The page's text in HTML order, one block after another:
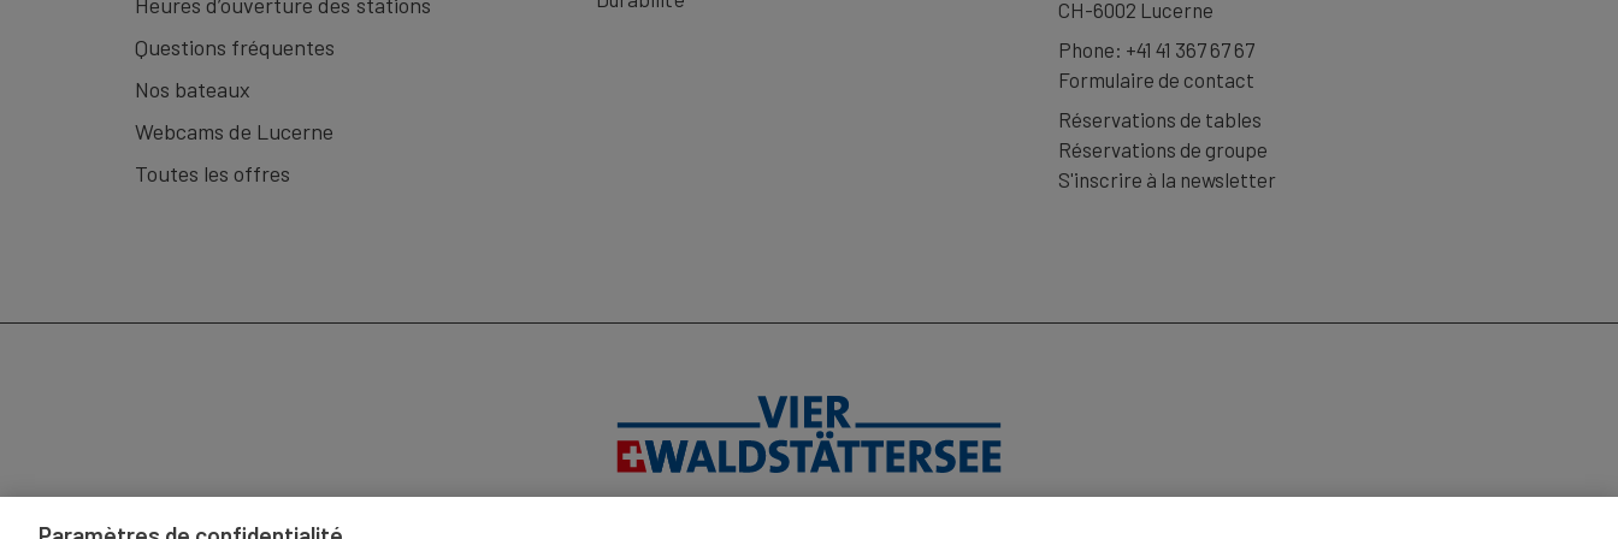
Inclus dans le prix: Ticket aller-retour Lucerne – Kehrsiten – Bürgenstock en bateau et
Questions fréquentes
Nos bateaux
Webcams de Lucerne
Toutes les offres
CH-6002 Lucerne
Phone: +41 41 367 67 67
Formulaire de contact
Réservations de tables
Réservations de groupe
S'inscrire à la newsletter